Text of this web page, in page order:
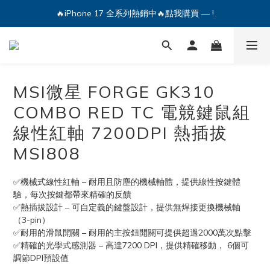
🔥iPhone 17 全系列熱銷中🔥點我購買 — !
MSI微星 FORGE GK310
COMBO RED TC 電競鍵鼠組
線性紅軸 7200DPI 熱插拔
MSI808
✅機械式線性紅軸 – 耐用且防塵的機械軸體，提供線性按鍵體
驗，每次按鍵都帶來精確的反饋
✅熱插拔設計 – 可自定義的鍵盤設計，提供無焊接更換機械軸
（3-pin）
✅耐用的滑鼠開關 – 耐用的主按鈕開關可提供超過2000萬次點擊
✅精確的光學式感測器 – 高達7200 DPI，提供精確移動， 6個可
調節DPI預設值